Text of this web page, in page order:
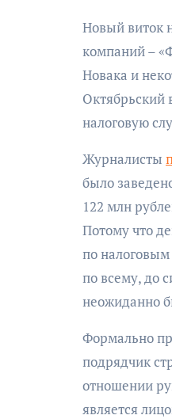
Новый виток
компаний –
Новака и
Октябрьский
налоговую
Журналисты
было
122 млн
Потому что
по
по всему, до
неожиданно
Формально
подрядчик
отношении
является